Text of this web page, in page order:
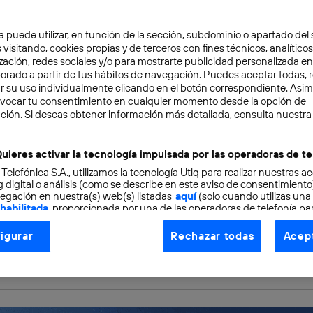
for printing electronic circuits on paper.
advances at the nanoscale are yielding very good results in many
the sectors most benefiting from the properties derived from the
the properties of many of these materials reduced to their very
to createcircuits printed on paper using silver ink.
fiction, the truth is thatSteve Hodgesof Microsoft Research in
and his team at the University of Tokyo in Japan have
on paper
. But the most curious thing about this discovery is
. It just has to be loaded with special cartridges of ink mixed
puede utilizar, en función de la sección, subdominio o apartado del
visitando, cookies propias y de terceros con fines técnicos,
redes sociales y/o para mostrarte publicidad personalizada
a partir de tus hábitos de navegación. Puedes aceptar todas,
su uso individualmente clicando en el botón correspondiente.
tu consentimiento en cualquier momento desde la opción de
Si deseas obtener información más detallada, consulta nuestra
activar la tecnología impulsada por las operadoras de
S.A., utilizamos la tecnología Utiq para realizar nuestras
digital o análisis (como se describe en este aviso de
en nuestra(s) web(s) listadas aquí(solo cuando utilizas una
, proporcionada por una de las operadoras de telefonía
consentimiento en cada página web).
Utiq está diseñada con la privacidad como prioridad
Rechazar todas